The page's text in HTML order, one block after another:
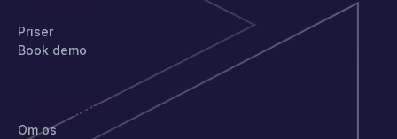
Priser
Book demo
VIRKSOMHED
Om os